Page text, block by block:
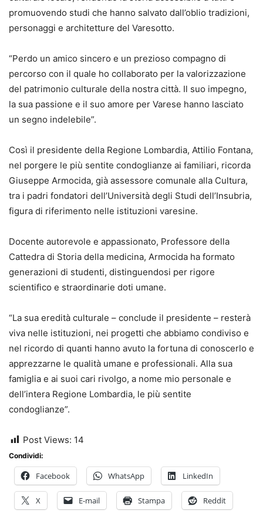
promuovendo studi che hanno salvato dall’oblio tradizioni,
personaggi e architetture del Varesotto.
“Perdo un amico sincero e un prezioso compagno di
percorso con il quale ho collaborato per la valorizzazione
del patrimonio culturale della nostra città. Il suo impegno,
la sua passione e il suo amore per Varese hanno lasciato
un segno indelebile”.
Così il presidente della Regione Lombardia, Attilio Fontana,
nel porgere le più sentite condoglianze ai familiari, ricorda
Giuseppe Armocida, già assessore comunale alla Cultura,
tra i padri fondatori dell’Università degli Studi dell’Insubria,
figura di riferimento nelle istituzioni varesine.
Docente autorevole e appassionato, Professore della
Cattedra di Storia della medicina, Armocida ha formato
generazioni di studenti, distinguendosi per rigore
scientifico e straordinarie doti umane.
“La sua eredità culturale – conclude il presidente – resterà
viva nelle istituzioni, nei progetti che abbiamo condiviso e
nel ricordo di quanti hanno avuto la fortuna di conoscerlo e
apprezzarne le qualità umane e professionali. Alla sua
famiglia e ai suoi cari rivolgo, a nome mio personale e
dell’intera Regione Lombardia, le più sentite
condoglianze”.
Post Views: 14
Condividi:
Facebook WhatsApp LinkedIn
X E-mail Stampa Reddit